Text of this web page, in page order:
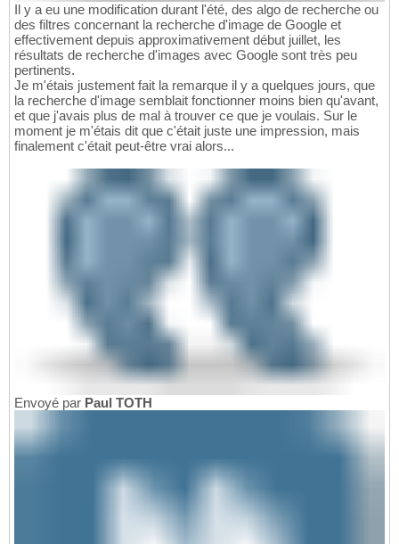
Il y a eu une modification durant l'été, des algo de recherche ou
des filtres concernant la recherche d'image de Google et
effectivement depuis approximativement début juillet, les
résultats de recherche d'images avec Google sont très peu
pertinents.
Je m'étais justement fait la remarque il y a quelques jours, que
la recherche d'image semblait fonctionner moins bien qu'avant,
et que j'avais plus de mal à trouver ce que je voulais. Sur le
moment je m'étais dit que c'était juste une impression, mais
finalement c'était peut-être vrai alors...
Envoyé par Paul TOTH